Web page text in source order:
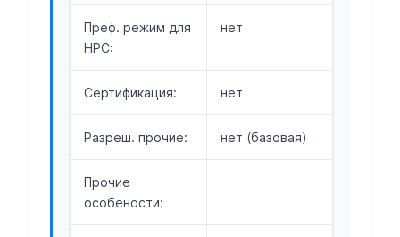
Преф. режим для
НРС:
нет
Сертификация: нет
Разреш. прочие: нет (базовая)
Прочие
особености: